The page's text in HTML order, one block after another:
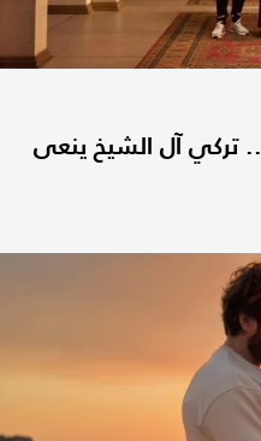
آل الشيخ ينعى